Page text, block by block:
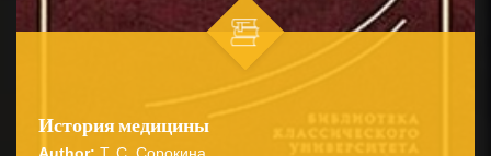
История медицины
Author: Т. С. Сорокина